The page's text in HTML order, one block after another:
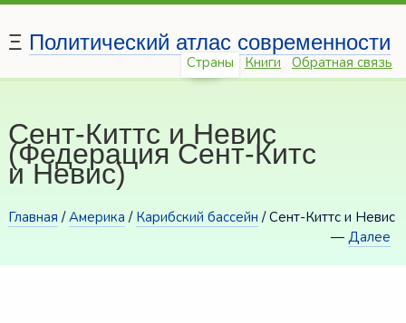
Ξ Политический атлас современности
Страны Книги Обратная связь
Сент-Киттс и Невис
(Федерация Сент-Китс
и Невис)
Главная /Америка / Карибский бассейн / Сент-Киттс и Невис
—Далее